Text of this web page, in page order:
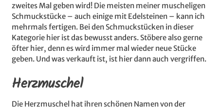
zweites Mal geben wird! Die meisten meiner muscheligen
Schmuckstücke – auch einige mit Edelsteinen – kann ich
mehrmals fertigen. Bei den Schmuckstücken in dieser
Kategorie hier ist das bewusst anders. Stöbere also gerne
öfter hier, denn es wird immer mal wieder neue Stücke
geben. Und was verkauft ist, ist hier dann auch vergriffen.
Herzmuschel
Die Herzmuschel hat ihren schönen Namen von der